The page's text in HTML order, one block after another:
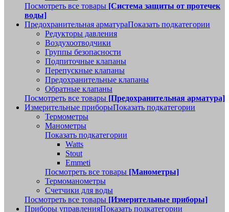
Посмотреть все товары [Система защиты от протечек
воды]
Предохранительная арматураПоказать подкатегории
Редукторы давления
Воздухоотводчики
Группы безопасности
Подпиточные клапаны
Перепускные клапаны
Предохранительные клапаны
Обратные клапаны
Посмотреть все товары [Предохранительная арматура]
Измерительные приборыПоказать подкатегории
Термометры
Манометры
Показать подкатегории
Watts
Stout
Emmeti
Посмотреть все товары [Манометры]
Термоманометры
Счетчики для воды
Посмотреть все товары [Измерительные приборы]
Приборы управленияПоказать подкатегории